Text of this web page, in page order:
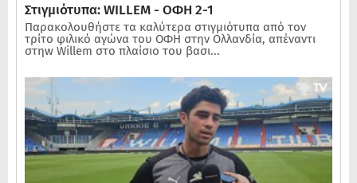
Στιγμιότυπα: WILLEM - ΟΦΗ 2-1
Παρακολουθήστε τα καλύτερα στιγμιότυπα από τον
τρίτο φιλικό αγώνα του ΟΦΗ στην Ολλανδία, απέναντι
στηw Willem στο πλαίσιο του βασι...